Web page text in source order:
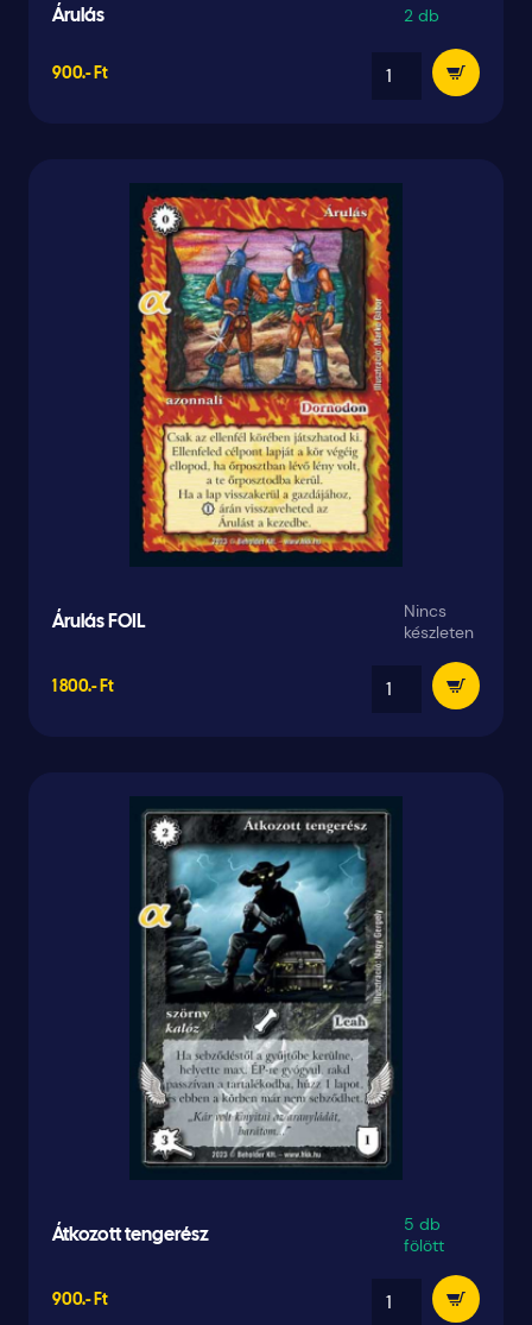
Árulás 2 db
900.- Ft
Árulás FOIL
Nincs
készleten
1 800.- Ft
Átkozott tengerész
5 db
fölött
900.- Ft